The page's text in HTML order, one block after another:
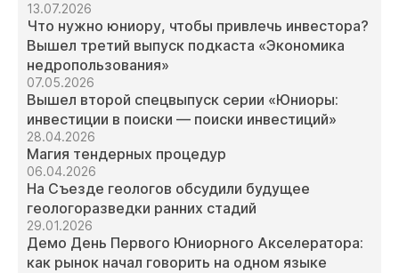
13.07.2026
Что нужно юниору, чтобы привлечь инвестора?
Вышел третий выпуск подкаста «Экономика
недропользования»
07.05.2026
Вышел второй спецвыпуск серии «Юниоры:
инвестиции в поиски — поиски инвестиций»
28.04.2026
Магия тендерных процедур
06.04.2026
На Съезде геологов обсудили будущее
геологоразведки ранних стадий
29.01.2026
Демо День Первого Юниорного Акселератора:
как рынок начал говорить на одном языке